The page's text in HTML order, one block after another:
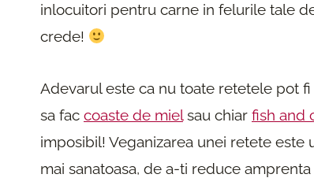
inlocuitori pentru carne in felurile tale
crede!
Adevarul este ca nu toate retetele pot
sa fac coaste de mielsau chiar fish and
imposibil! Veganizarea unei retete
mai sanatoasa, de a-ti reduce